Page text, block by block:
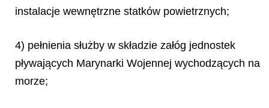
instalacje wewnętrzne statków powietrznych;
4) pełnienia służby w składzie załóg jednostek
pływających Marynarki Wojennej wychodzących na
morze;